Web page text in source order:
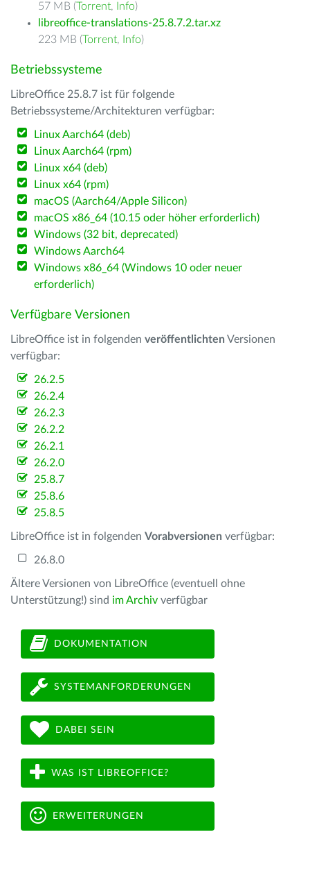
57 MB (Torrent, Info)
libreoffice-translations-25.8.7.2.tar.xz
223 MB (Torrent, Info)
Betriebssysteme
LibreOffice 25.8.7 ist für folgende
Betriebssysteme/Architekturen verfügbar:
Linux Aarch64 (deb)
Linux Aarch64 (rpm)
Linux x64 (deb)
Linux x64 (rpm)
macOS (Aarch64/Apple Silicon)
macOS x86_64 (10.15 oder höher erforderlich)
Windows (32 bit, deprecated)
Windows Aarch64
Windows x86_64 (Windows 10 oder neuer
erforderlich)
Verfügbare Versionen
LibreOffice ist in folgenden veröffentlichten Versionen
verfügbar:
26.2.5
26.2.4
26.2.3
26.2.2
26.2.1
26.2.0
25.8.7
25.8.6
25.8.5
LibreOffice ist in folgenden Vorabversionen verfügbar:
26.8.0
Ältere Versionen von LibreOffice (eventuell ohne
Unterstützung!) sind im Archiv verfügbar
DOKUMENTATION
SYSTEMANFORDERUNGEN
DABEI SEIN
WAS IST LIBREOFFICE?
ERWEITERUNGEN